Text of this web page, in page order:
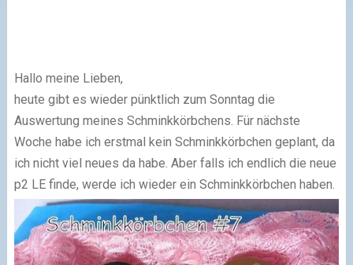
Hallo meine Lieben,
heute gibt es wieder pünktlich zum Sonntag die
Auswertung meines Schminkkörbchens. Für nächste
Woche habe ich erstmal kein Schminkkörbchen geplant, da
ich nicht viel neues da habe. Aber falls ich endlich die neue
p2 LE finde, werde ich wieder ein Schminkkörbchen haben.